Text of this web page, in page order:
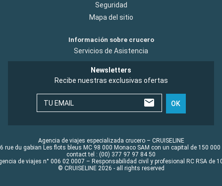
Seguridad
Mapa del sitio
Información sobre crucero
Servicios de Asistencia
Newsletters
Recibe nuestras exclusivas ofertas
TU EMAIL OK
Agencia de viajes especializada crucero – CRUISELINE
rue du gabian Les flots bleus MC 98 000 Monaco SAM con un capital de 150 000
contact tel : (00) 377 97 97 84 50
de viajes n° 006 02 0007 – Responsabilidad civil y profesional RC RSA de
© CRUISELINE 2026 - all rights reserved